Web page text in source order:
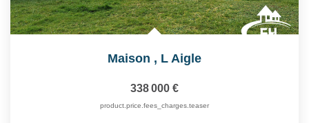
Maison , L Aigle
338 000 €
product.price.fees_charges.teaser